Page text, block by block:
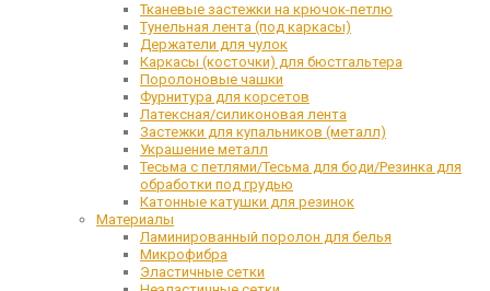
Тканевые застежки на крючок-петлю
Тунельная лента (под каркасы)
Держатели для чулок
Каркасы (косточки) для бюстгальтера
Поролоновые чашки
Фурнитура для корсетов
Латексная/силиконовая лента
Застежки для купальников (металл)
Украшение металл
Тесьма с петлями/Тесьма для боди/Резинка для
обработки под грудью
Катонные катушки для резинок
Материалы
Ламинированный поролон для белья
Микрофибра
Эластичные сетки